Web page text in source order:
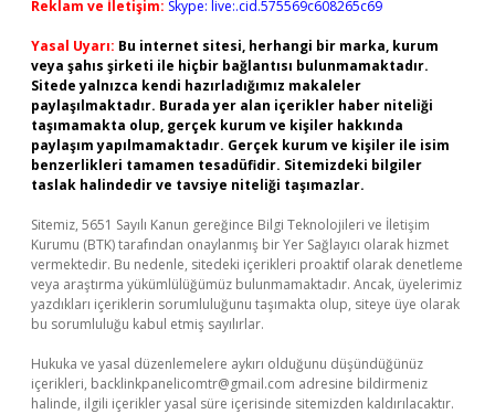
Reklam ve İletişim: Skype: live:.cid.575569c608265c69
Yasal Uyarı: Bu internet sitesi, herhangi bir marka, kurum
veya şahıs şirketi ile hiçbir bağlantısı bulunmamaktadır.
Sitede yalnızca kendi hazırladığımız makaleler
paylaşılmaktadır. Burada yer alan içerikler haber niteliği
taşımamakta olup, gerçek kurum ve kişiler hakkında
paylaşım yapılmamaktadır. Gerçek kurum ve kişiler ile isim
benzerlikleri tamamen tesadüfidir. Sitemizdeki bilgiler
taslak halindedir ve tavsiye niteliği taşımazlar.
Sitemiz, 5651 Sayılı Kanun gereğince Bilgi Teknolojileri ve İletişim
Kurumu (BTK) tarafından onaylanmış bir Yer Sağlayıcı olarak hizmet
vermektedir. Bu nedenle, sitedeki içerikleri proaktif olarak denetleme
veya araştırma yükümlülüğümüz bulunmamaktadır. Ancak, üyelerimiz
yazdıkları içeriklerin sorumluluğunu taşımakta olup, siteye üye olarak
bu sorumluluğu kabul etmiş sayılırlar.
Hukuka ve yasal düzenlemelere aykırı olduğunu düşündüğünüz
içerikleri, backlinkpanelicomtr@gmail.com adresine bildirmeniz
halinde, ilgili içerikler yasal süre içerisinde sitemizden kaldırılacaktır.